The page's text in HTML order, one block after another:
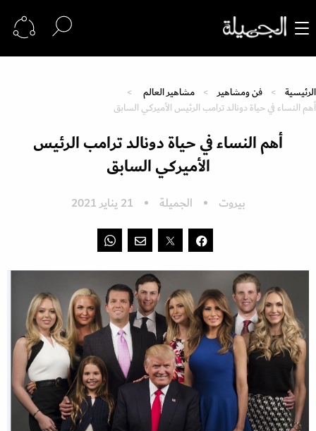
الرئيسية فن ومشاهير
مشاهير العالم
أهم النساء في حياة دونالد ترامب الرئيس الأميركي السابق
أهم النساء في حياة دونالد ترامب الرئيس
الأميركي السابق
بيروت الجميلة 21 يناير 2021